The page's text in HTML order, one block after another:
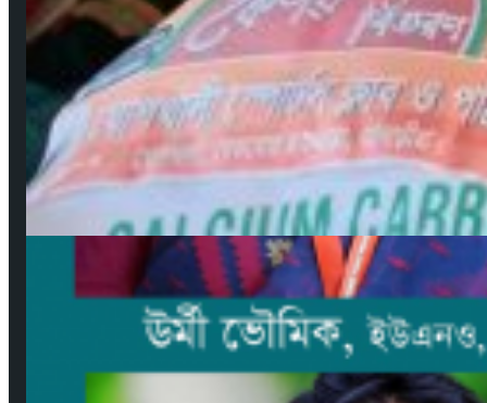
গুরুত্বপূর্ণ লিংকসমূহ
কপিরাইট ও ডিসক্লেইমার
নিয়মাবলী
বিজ্ঞাপন
যোগাযোগ
সম্পাদকমণ্ডলী
© 2025 by AjkerMathbaria.Com. All Rights Reserved |